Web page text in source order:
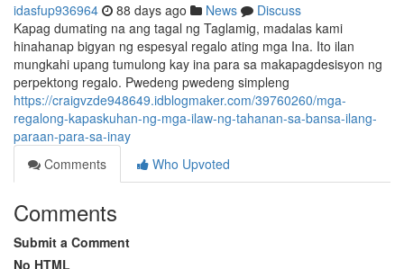
idasfup936964 88 days ago News
Discuss
Kapag dumating na ang tagal ng Taglamig, madalas kami
hinahanap bigyan ng espesyal regalo ating mga Ina. Ito ilan
mungkahi upang tumulong kay ina para sa makapagdesisyon ng
perpektong regalo. Pwedeng pwedeng simpleng
https://craigvzde948649.idblogmaker.com/39760260/mga-
regalong-kapaskuhan-ng-mga-ilaw-ng-tahanan-sa-bansa-ilang-
paraan-para-sa-inay
Comments
Who Upvoted
Comments
Submit a Comment
No HTML